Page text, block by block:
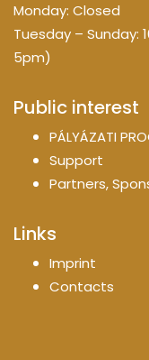
Monday: Closed
Tuesday –
5pm)
Public interest
PÁLYÁZATI
Support
Partners,
Links
Imprint
Contacts